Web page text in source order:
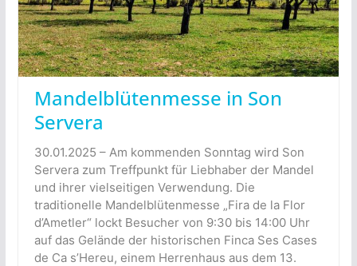
Mandelblütenmesse in Son
Servera
30.01.2025 – Am kommenden Sonntag wird Son
Servera zum Treffpunkt für Liebhaber der Mandel
und ihrer vielseitigen Verwendung. Die
traditionelle Mandelblütenmesse „Fira de la Flor
d’Ametler“ lockt Besucher von 9:30 bis 14:00 Uhr
auf das Gelände der historischen Finca Ses Cases
de Ca s’Hereu, einem Herrenhaus aus dem 13.